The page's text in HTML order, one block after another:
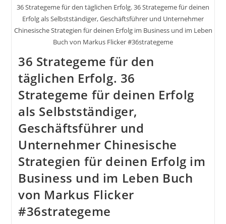
Leben
36 Strategeme für den täglichen Erfolg. 36 Strategeme für deinen
Erfolg als Selbstständiger, Geschäftsführer und Unternehmer
Chinesische Strategien für deinen Erfolg im Business und im Leben
Buch von Markus Flicker #36strategeme
36 Strategeme für den
täglichen Erfolg. 36
Strategeme für deinen Erfolg
als Selbstständiger,
Geschäftsführer und
Unternehmer Chinesische
Strategien für deinen Erfolg im
Business und im Leben Buch
von Markus Flicker
#36strategeme